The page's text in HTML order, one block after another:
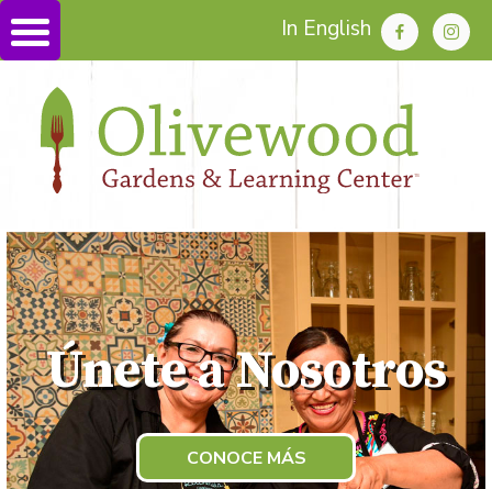
In English
Únete a Nosotros
CONOCE MÁS